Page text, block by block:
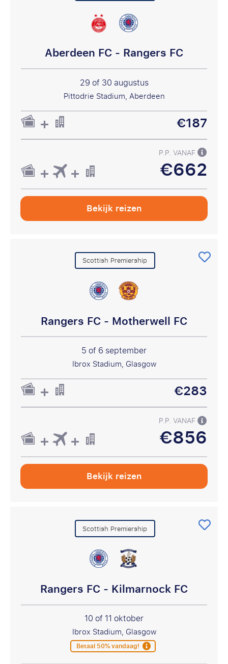
Aberdeen FC - Rangers FC
29 of 30 augustus
Pittodrie Stadium, Aberdeen
€187
P.P. VANAF
€662
Bekijk reizen
Scottish Premiership
Rangers FC - Motherwell FC
5 of 6 september
Ibrox Stadium, Glasgow
€283
P.P. VANAF
€856
Bekijk reizen
Scottish Premiership
Rangers FC - Kilmarnock FC
10 of 11 oktober
Ibrox Stadium, Glasgow
Betaal 50% vandaag!